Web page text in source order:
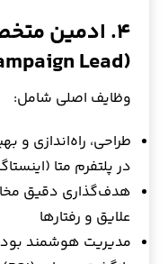
۴. ادمین
(Ads Campaign Lead)
وظایف اصلی شامل:
طراحی، راه‌اندازی و
در پلتفرم متا
هدف‌گذاری دقیق
علایق و رفتارها
مدیریت هوشمند